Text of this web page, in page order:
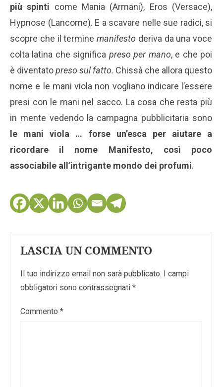
più spinti come Mania (Armani), Eros (Versace),
Hypnose (Lancome). E a scavare nelle sue radici, si
scopre che il termine manifesto deriva da una voce
colta latina che significa preso per mano, e che poi
è diventatopreso sul fatto. Chissà che allora questo
nome e le mani viola non vogliano indicare l’essere
presi con le mani nel sacco. La cosa che resta più
in mente vedendo la campagna pubblicitaria sono
le mani viola … forse un’esca per aiutare a
ricordare il nome Manifesto, così poco
associabile all’intrigante mondo dei profumi.
LASCIA UN COMMENTO
Il tuo indirizzo email non sarà pubblicato.
I campi
obbligatori sono contrassegnati *
Commento *